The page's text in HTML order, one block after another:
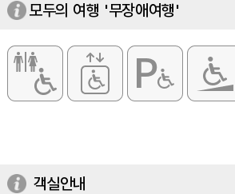
모두의 여행 '무장애여행'
객실안내